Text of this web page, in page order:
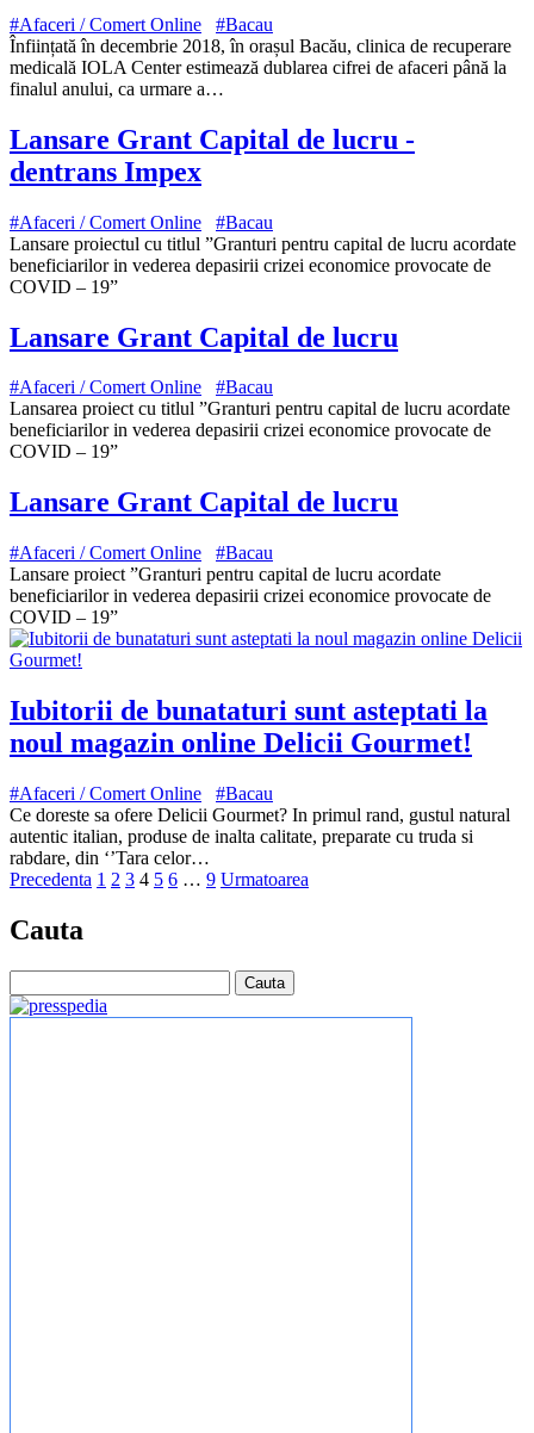
#Afaceri / Comert Online
#Bacau
Înființată în decembrie 2018, în orașul Bacău, clinica de recuperare
medicală IOLA Center estimează dublarea cifrei de afaceri până la
finalul anului, ca urmare a…
Lansare Grant Capital de lucru -
dentrans Impex
#Afaceri / Comert Online
#Bacau
Lansare proiectul cu titlul ”Granturi pentru capital de lucru acordate
beneficiarilor in vederea depasirii crizei economice provocate de
COVID – 19”
Lansare Grant Capital de lucru
#Afaceri / Comert Online
#Bacau
Lansarea proiect cu titlul ”Granturi pentru capital de lucru acordate
beneficiarilor in vederea depasirii crizei economice provocate de
COVID – 19”
Lansare Grant Capital de lucru
#Afaceri / Comert Online
#Bacau
Lansare proiect ”Granturi pentru capital de lucru acordate
beneficiarilor in vederea depasirii crizei economice provocate de
COVID – 19”
Iubitorii de bunataturi sunt asteptati la
noul magazin online Delicii Gourmet!
#Afaceri / Comert Online
#Bacau
Ce doreste sa ofere Delicii Gourmet? In primul rand, gustul natural
autentic italian, produse de inalta calitate, preparate cu truda si
rabdare, din ‘’Tara celor…
Precedenta 1 2 3 4 5 6 … 9 Urmatoarea
Cauta